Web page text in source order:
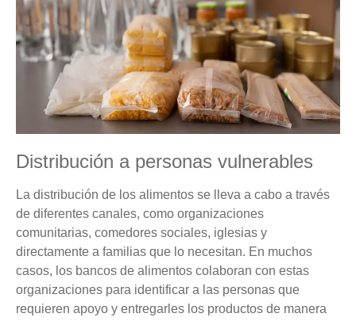
Distribución a personas vulnerables
La distribución de los alimentos se lleva a cabo a través
de diferentes canales, como organizaciones
comunitarias, comedores sociales, iglesias y
directamente a familias que lo necesitan. En muchos
casos, los bancos de alimentos colaboran con estas
organizaciones para identificar a las personas que
requieren apoyo y entregarles los productos de manera